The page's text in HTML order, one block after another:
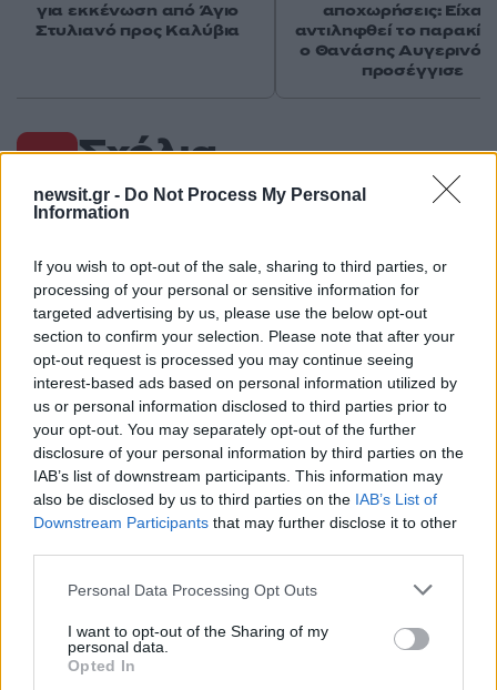
newsit.gr - Do Not Process My Personal
Information
If you wish to opt-out of the sale, sharing to third parties, or
processing of your personal or sensitive information for
targeted advertising by us, please use the below opt-out
section to confirm your selection. Please note that after your
opt-out request is processed you may continue seeing
interest-based ads based on personal information utilized by
us or personal information disclosed to third parties prior to
your opt-out. You may separately opt-out of the further
disclosure of your personal information by third parties on the
IAB’s list of downstream participants. This information may
also be disclosed by us to third parties on the IAB’s List of
Downstream Participants that may further disclose it to other
Please note that this website/app uses one or more Google
not limited to your visit or usage behaviour. You may click to
grant or deny consent to Google and its third-party tags to
use your data for below specified purposes in below Google
Personal Data Processing Opt Outs
I want to opt-out of the Sharing of my
personal data.
Opted In
Σχόλια
Σχολίασε εδώ
50 /50
2000 /2000
Υποβολή σχολίου
Πολιτική Απορρήτου
&Όροι Χρήσης της Google.
Κόσμος
ΑΜΒΛΩΣΗ
ΑΠΟΒΟΛΗ ΕΛ ΣΑΛΒΑΔΟΡ
για εκκένωση από Άγιο
Στυλιανό προς Καλύβια
αποχωρήσεις:
αντιληφθεί το
ο Θανάσης Αυγερινός
προσέγγισε